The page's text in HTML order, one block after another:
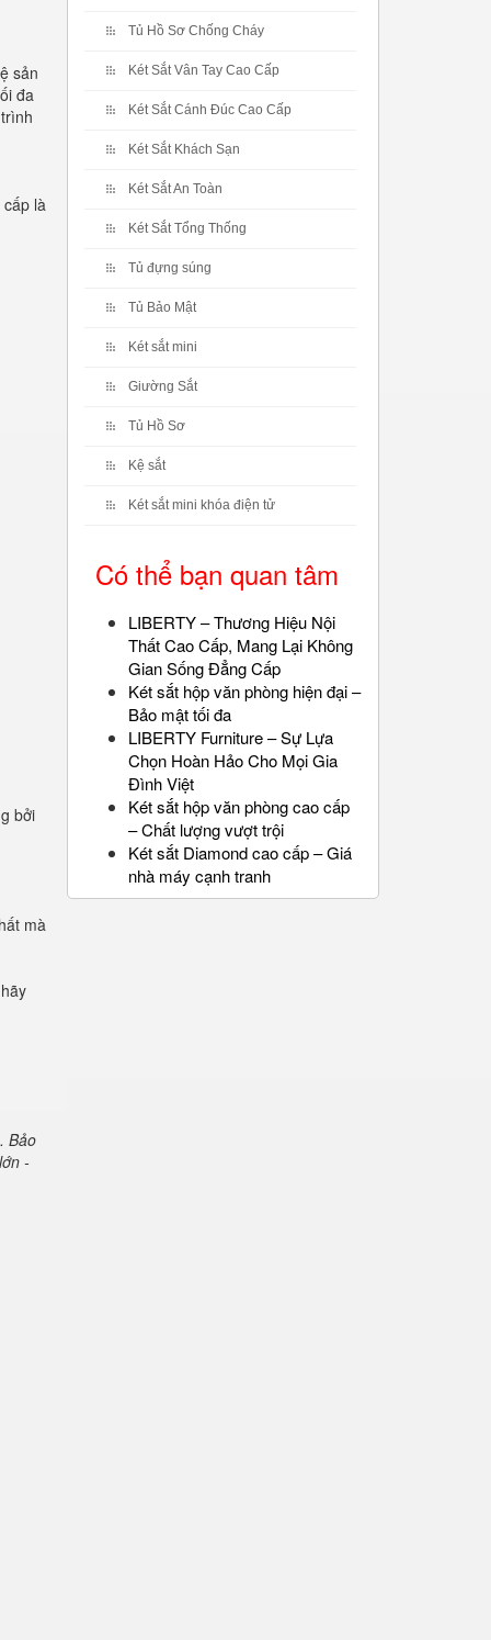
sản
đa
là
bởi
mà
Bảo
-
Tủ Hồ Sơ Chống Cháy
Két Sắt Vân Tay Cao Cấp
Két Sắt Cánh Đúc Cao Cấp
Két Sắt Khách Sạn
Két Sắt An Toàn
Két Sắt Tổng Thống
Tủ đựng súng
Tủ Bảo Mật
Két sắt mini
Giường Sắt
Tủ Hồ Sơ
Kệ sắt
Két sắt mini khóa điện tử
Có thể bạn quan tâm
LIBERTY – Thương Hiệu Nội
Thất Cao Cấp, Mang Lại Không
Gian Sống Đẳng Cấp
Két sắt hộp văn phòng hiện đại –
Bảo mật tối đa
LIBERTY Furniture – Sự Lựa
Chọn Hoàn Hảo Cho Mọi Gia
Đình Việt
Két sắt hộp văn phòng cao cấp
– Chất lượng vượt trội
Két sắt Diamond cao cấp – Giá
nhà máy cạnh tranh